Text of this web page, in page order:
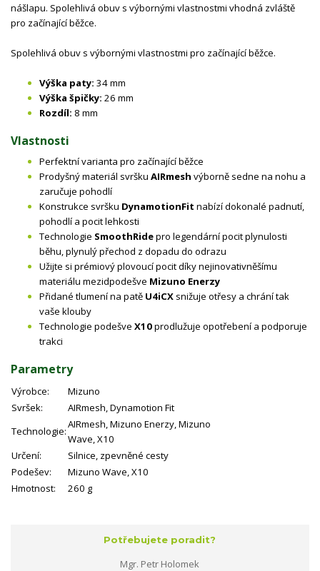
nášlapu. Spolehlivá obuv s výbornými vlastnostmi vhodná zvláště
pro začínající běžce.
Spolehlivá obuv s výbornými vlastnostmi pro začínající běžce.
Výška paty: 34 mm
Výška špičky: 26 mm
Rozdíl: 8 mm
Vlastnosti
Perfektní varianta pro začínající běžce
Prodyšný materiál svršku AIRmesh výborně sedne na nohu a
zaručuje pohodlí
Konstrukce svršku DynamotionFit nabízí dokonalé padnutí,
pohodlí a pocit lehkosti
Technologie SmoothRidepro legendární pocit plynulosti
běhu, plynulý přechod z dopadu do odrazu
Užijte si prémiový plovoucí pocit díky nejinovativněšímu
materiálu mezidpodešve Mizuno Enerzy
Přidané tlumení na patě U4iCX snižuje otřesy a chrání tak
vaše klouby
Technologie podešve X10prodlužuje opotřebení a podporuje
trakci
Parametry
Výrobce:
Mizuno
Svršek:
AIRmesh, Dynamotion Fit
Technologie:
AIRmesh, Mizuno Enerzy, Mizuno
Wave, X10
Určení:
Silnice, zpevněné cesty
Podešev:
Mizuno Wave, X10
Hmotnost:
260 g
Potřebujete poradit?
Mgr. Petr Holomek